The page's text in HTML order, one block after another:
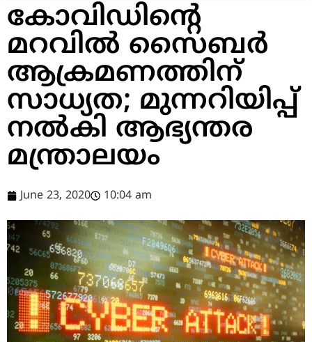
കോവിഡിന്‍റെ
മറവില്‍ സൈബര്‍
ആക്രമണത്തിന്
സാധ്യത; മുന്നറിയിപ്പ്
നല്‍കി ആഭ്യന്തര
മന്ത്രാലയം
June 23, 2020 10:04 am